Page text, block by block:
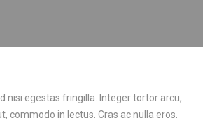
nisi egestas fringilla. Integer tortor arcu,
commodo in lectus. Cras ac nulla eros.